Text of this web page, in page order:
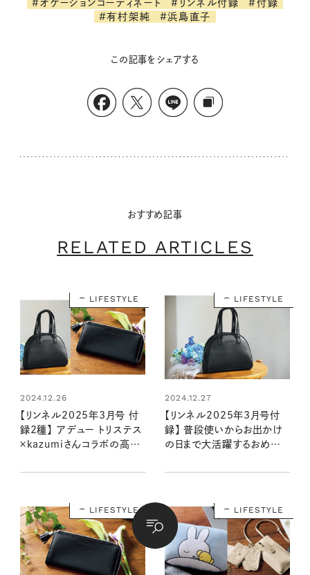
#オケージョンコーディネート
#リンネル付録
#付録
#有村架純
#浜島直子
この記事をシェアする
おすすめ記事
RELATED ARTICLES
LIFESTYLE
2024.12.26
【リンネル2025年3月号 付
録2種】 アデュー トリステス
×kazumiさんコラボの高級
（1/20発売リンネル2025
LIFESTYLE
2024.12.27
【リンネル2025年3月号付
録】 普段使いからお出かけ
の日まで大活躍するおめかし
2025年3月号）
LIFESTYLE LIFESTYLE